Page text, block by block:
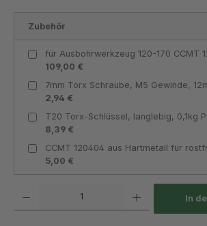
Zubehör
109,00 €
2,94 €
8,39 €
5,00 €
In